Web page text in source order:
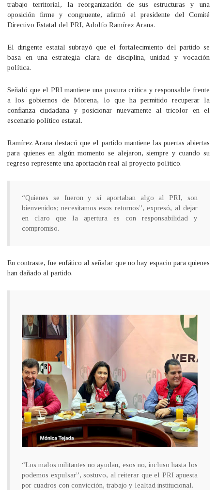
trabajo territorial, la reorganización de sus estructuras y una
oposición firme y congruente, afirmó el presidente del Comité
Directivo Estatal del PRI, Adolfo Ramírez Arana.
El dirigente estatal subrayó que el fortalecimiento del partido se
basa en una estrategia clara de disciplina, unidad y vocación
política.
Señaló que el PRI mantiene una postura crítica y responsable frente
a los gobiernos de Morena, lo que ha permitido recuperar la
confianza ciudadana y posicionar nuevamente al tricolor en el
escenario político estatal.
Ramírez Arana destacó que el partido mantiene las puertas abiertas
para quienes en algún momento se alejaron, siempre y cuando su
regreso represente una aportación real al proyecto político.
“Quienes se fueron y sí aportaban algo al PRI, son
bienvenidos; necesitamos esos retornos”, expresó, al dejar
en claro que la apertura es con responsabilidad y
compromiso.
En contraste, fue enfático al señalar que no hay espacio para quienes
han dañado al partido.
“Los malos militantes no ayudan, esos no, incluso hasta los
podemos expulsar”, sostuvo, al reiterar que el PRI apuesta
por cuadros con convicción, trabajo y lealtad institucional.